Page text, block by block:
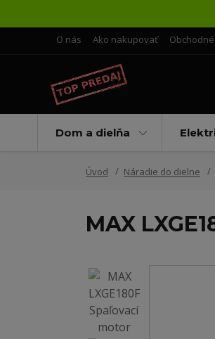
O nás Ako nakupovať
Dom a dielňa
Úvod Náradie do dielne
MAX